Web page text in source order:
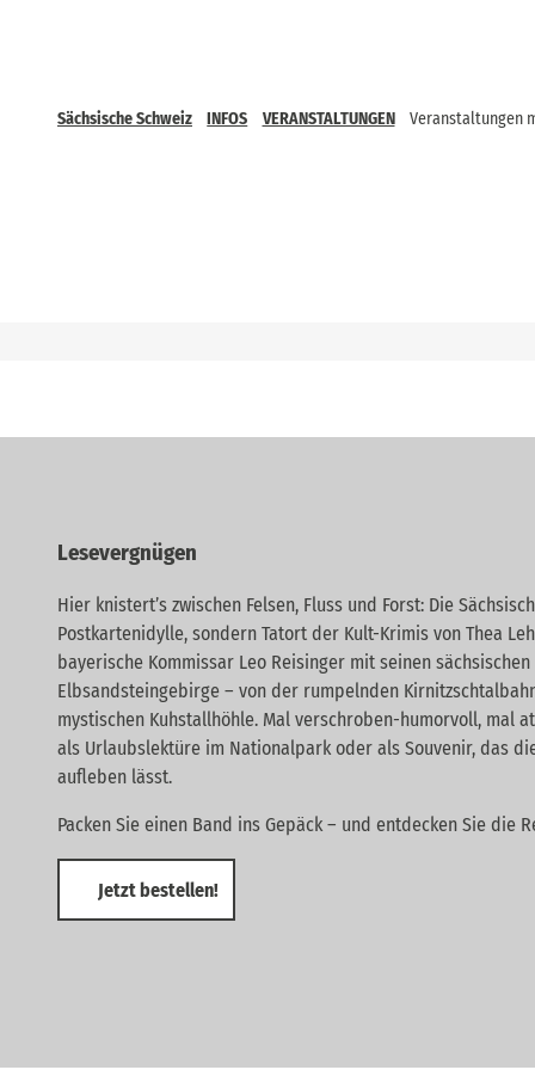
Sächsische Schweiz INFOS VERANSTALTUNGEN
Veranstaltungen
Lesevergnügen
Hier knistert’s zwischen Felsen, Fluss und Forst: Die
Postkartenidylle, sondern Tatort der Kult-Krimis von Thea
bayerische Kommissar Leo Reisinger mit seinen
Elbsandsteingebirge – von der rumpelnden
mystischen Kuhstallhöhle. Mal verschroben-humorvoll, mal
als Urlaubslektüre im Nationalpark oder als Souvenir, das
aufleben lässt.
Packen Sie einen Band ins Gepäck – und entdecken Sie die
Jetzt bestellen!